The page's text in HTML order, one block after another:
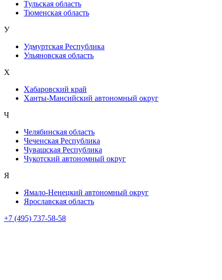
Тульская область
Тюменская область
У
Удмуртская Республика
Ульяновская область
Х
Хабаровский край
Ханты-Мансийский автономный округ
Ч
Челябинская область
Чеченская Республика
Чувашская Республика
Чукотский автономный округ
Я
Ямало-Ненецкий автономный округ
Ярославская область
+7 (495) 737-58-58